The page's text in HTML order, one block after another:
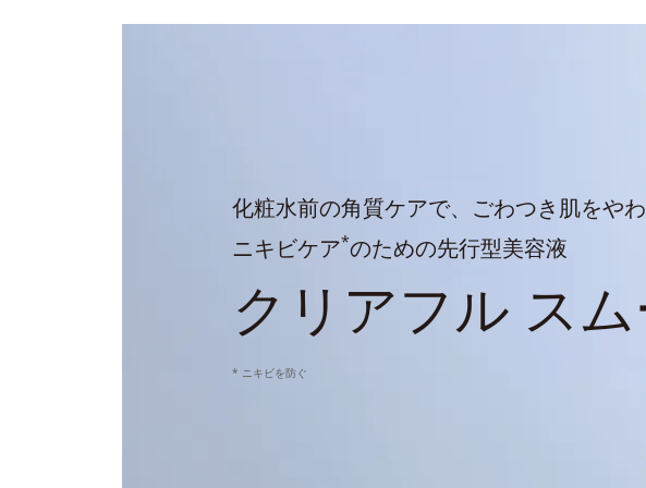
化粧水前の角質ケアで、ごわつき肌をや
ニキビケア*のための先行型美容液
クリアフル ス
* ニキビを防ぐ